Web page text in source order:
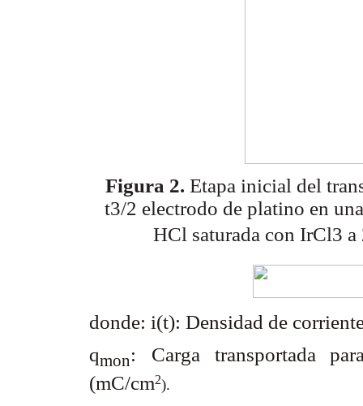
Figura 2. Etapa inicial del
t3/2 electrodo de platino en
HCl saturada con IrCl3 a
donde: i(t): Densidad de
qmon:
Carga transportada
(mC/cm2).